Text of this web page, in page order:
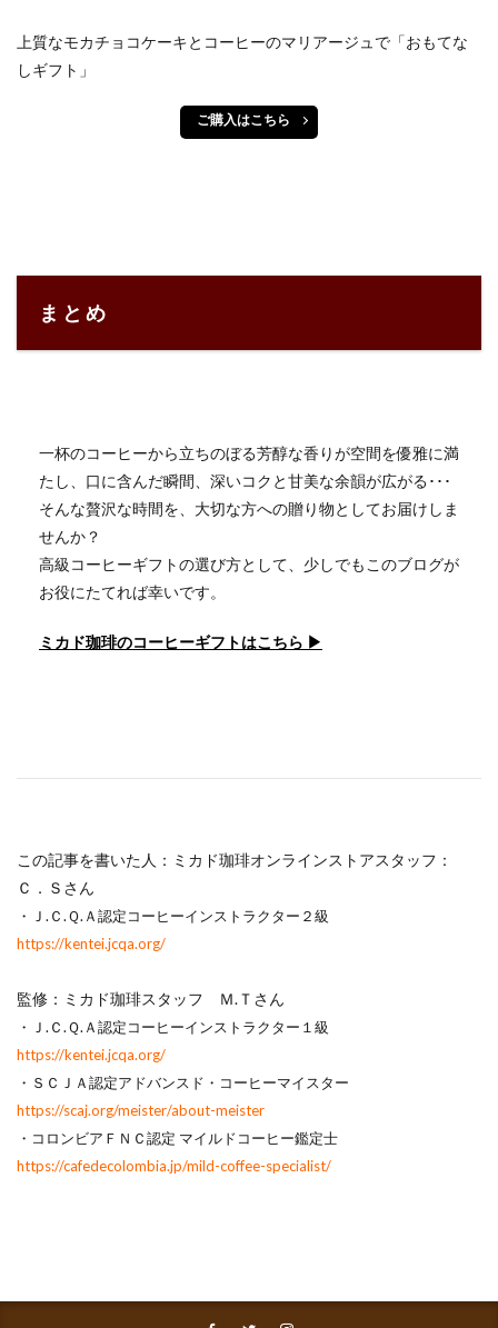
上質なモカチョコケーキとコーヒーのマリアージュで「おもてな
しギフト」
ご購入はこちら
まとめ
一杯のコーヒーから立ちのぼる芳醇な香りが空間を優雅に満
たし、口に含んだ瞬間、深いコクと甘美な余韻が広がる･･･
そんな贅沢な時間を、大切な方への贈り物としてお届けしま
せんか？
高級コーヒーギフトの選び方として、少しでもこのブログが
お役にたてれば幸いです。
ミカド珈琲のコーヒーギフトはこちら ▶
この記事を書いた人：ミカド珈琲オンラインストアスタッフ：
Ｃ．Ｓさん
・Ｊ.Ｃ.Ｑ.Ａ認定コーヒーインストラクター２級
https://kentei.jcqa.org/
監修：ミカド珈琲スタッフ Ｍ.Ｔさん
・Ｊ.Ｃ.Ｑ.Ａ認定コーヒーインストラクター１級
https://kentei.jcqa.org/
・ＳＣＪＡ認定アドバンスド・コーヒーマイスター
https://scaj.org/meister/about-meister
・コロンビアＦＮＣ認定 マイルドコーヒー鑑定士
https://cafedecolombia.jp/mild-coffee-specialist/